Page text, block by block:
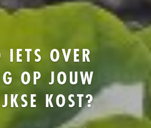
IETS OVER
OP JOUW
KOST?